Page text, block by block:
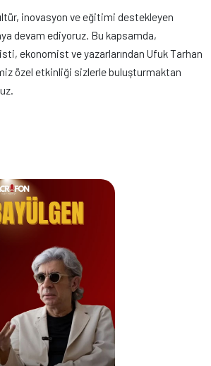
inovasyon ve eğitimi destekleyen
devam ediyoruz. Bu kapsamda,
ekonomist ve yazarlarından Ufuk Tarhan
özel etkinliği sizlerle buluşturmaktan